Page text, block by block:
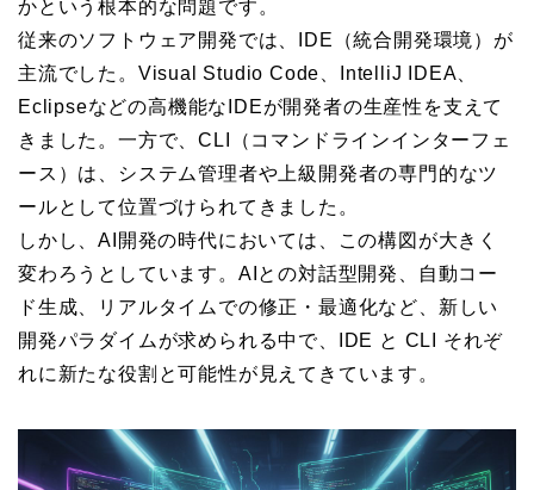
かという根本的な問題です。
従来のソフトウェア開発では、IDE（統合開発環境）が
主流でした。Visual Studio Code、IntelliJ IDEA、
Eclipseなどの高機能なIDEが開発者の生産性を支えて
きました。一方で、CLI（コマンドラインインターフェ
ース）は、システム管理者や上級開発者の専門的なツ
ールとして位置づけられてきました。
しかし、AI開発の時代においては、この構図が大きく
変わろうとしています。AIとの対話型開発、自動コー
ド生成、リアルタイムでの修正・最適化など、新しい
開発パラダイムが求められる中で、IDE と CLI それぞ
れに新たな役割と可能性が見えてきています。